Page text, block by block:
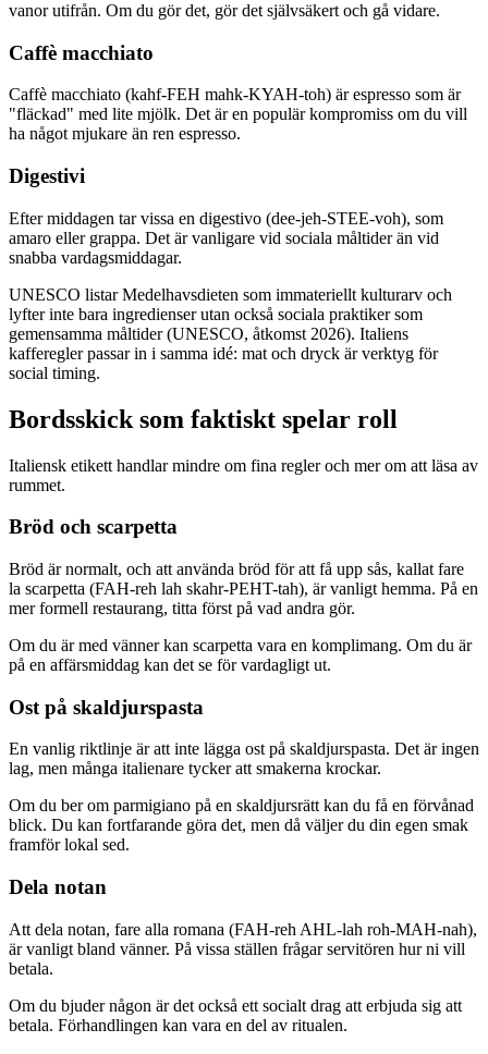
vanor utifrån. Om du gör det, gör det självsäkert och gå vidare.
Caffè macchiato
Caffè macchiato (kahf-FEH mahk-KYAH-toh) är espresso som är
"fläckad" med lite mjölk. Det är en populär kompromiss om du vill
ha något mjukare än ren espresso.
Digestivi
Efter middagen tar vissa en digestivo (dee-jeh-STEE-voh), som
amaro eller grappa. Det är vanligare vid sociala måltider än vid
snabba vardagsmiddagar.
UNESCO listar Medelhavsdieten som immateriellt kulturarv och
lyfter inte bara ingredienser utan också sociala praktiker som
gemensamma måltider (UNESCO, åtkomst 2026). Italiens
kafferegler passar in i samma idé: mat och dryck är verktyg för
social timing.
Bordsskick som faktiskt spelar roll
Italiensk etikett handlar mindre om fina regler och mer om att läsa av
rummet.
Bröd och scarpetta
Bröd är normalt, och att använda bröd för att få upp sås, kallat fare
la scarpetta (FAH-reh lah skahr-PEHT-tah), är vanligt hemma. På en
mer formell restaurang, titta först på vad andra gör.
Om du är med vänner kan scarpetta vara en komplimang. Om du är
på en affärsmiddag kan det se för vardagligt ut.
Ost på skaldjurspasta
En vanlig riktlinje är att inte lägga ost på skaldjurspasta. Det är ingen
lag, men många italienare tycker att smakerna krockar.
Om du ber om parmigiano på en skaldjursrätt kan du få en förvånad
blick. Du kan fortfarande göra det, men då väljer du din egen smak
framför lokal sed.
Dela notan
Att dela notan, fare alla romana (FAH-reh AHL-lah roh-MAH-nah),
är vanligt bland vänner. På vissa ställen frågar servitören hur ni vill
betala.
Om du bjuder någon är det också ett socialt drag att erbjuda sig att
betala. Förhandlingen kan vara en del av ritualen.